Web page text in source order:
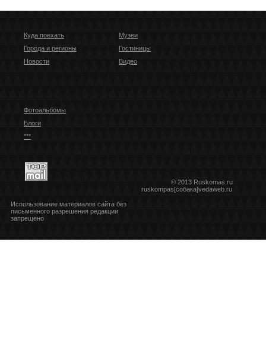
Куда поехать
Города и регионы
Новости
Музеи
Гостиницы
Видео
Фотоальбомы
Блоги
***
© 2013 Ruskomas.ru
ruskompas[собака]vedaweb.ru
Использование материалов сайта без
письменного разрешения редакции
запрещено